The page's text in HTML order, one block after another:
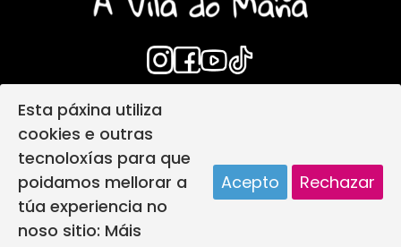
Login
Política de privacidade
Política de protección infantil
Política de Cookies
Deseño web
A vila do mañá creada por
Esta páxina utiliza
cookies e outras
tecnoloxías para que
poidamos mellorar a
túa experiencia no
noso sitio: Máis
Acepto Rechazar